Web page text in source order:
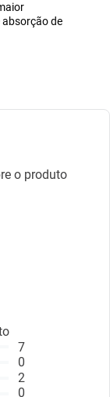
de
o produto
7
0
2
0